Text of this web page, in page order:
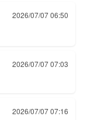
2026/07/07 06:50
2026/07/07 07:03
2026/07/07 07:16